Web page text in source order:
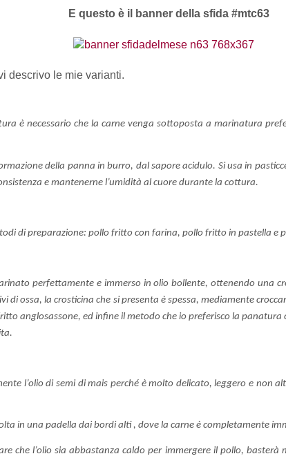
E questo è il banner della sfida #mtc63
descrivo le mie varianti.
è necessario che la carne venga sottoposta a marinatura
della panna in burro, dal sapore acidulo. Si usa in
e mantenerne l’umidità al cuore durante la cottura.
di preparazione: pollo fritto con farina, pollo fritto in pastella e
perfettamente e immerso in olio bollente, ottenendo una
di ossa, la crosticina che si presenta è spessa, mediamente
anglosassone, ed infine il metodo che io preferisco la
l’olio di semi di mais perché è molto delicato, leggero e non
in una padella dai bordi alti , dove la carne è completamente
che l’olio sia abbastanza caldo per immergere il pollo, basterà